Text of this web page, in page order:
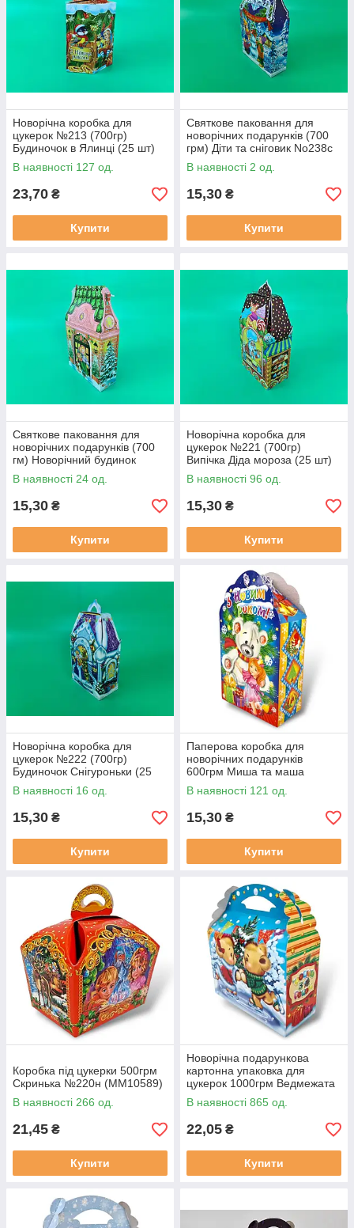
Новорічна коробка для
цукерок №213 (700гр)
Будиночок в Ялинці (25 шт)
В наявності 127 од.
23,70 ₴
Купити
Святкове паковання для
новорічних подарунків (700
грм) Діти та сніговик No238с
(1 шт.)
В наявності 2 од.
15,30 ₴
Купити
Святкове паковання для
новорічних подарунків (700
гм) Новорічний будинок
No239с (1 шт.)
В наявності 24 од.
15,30 ₴
Купити
Новорічна коробка для
цукерок №221 (700гр)
Випічка Діда мороза (25 шт)
В наявності 96 од.
15,30 ₴
Купити
Новорічна коробка для
цукерок №222 (700гр)
Будиночок Снігуроньки (25
шт)
В наявності 16 од.
15,30 ₴
Купити
Паперова коробка для
новорічних подарунків
600грм Миша та маша
№223с (ММ10614)
В наявності 121 од.
15,30 ₴
Купити
Коробка під цукерки 500грм
Скринька №220н (ММ10589)
В наявності 266 од.
21,45 ₴
Купити
Новорічна подарункова
картонна упаковка для
цукерок 1000грм Ведмежата
на ковзанці №198 (ММ10627)
В наявності 865 од.
22,05 ₴
Купити